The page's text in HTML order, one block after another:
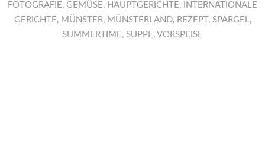
FOTOGRAFIE, GEMÜSE, HAUPTGERICHTE,
INTERNATIONALE
GERICHTE, MÜNSTER, MÜNSTERLAND, REZEPT , SPARGEL,
SUMMERTIME, SUPPE, VORSPEISE